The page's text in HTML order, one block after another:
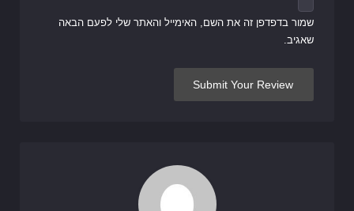
שמור בדפדפן זה את השם, האימייל והאתר שלי לפעם הבאה
שאגיב.